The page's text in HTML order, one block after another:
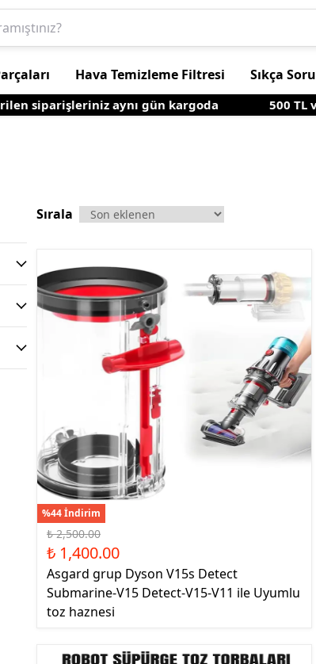
Hava Temizleme Filtresi Sıkça
aynı gün kargoda 500 TL ve
Sırala
%44 İndirim
₺ 2,500.00
₺ 1,400.00
Asgard grup Dyson V15s Detect
Submarine-V15 Detect-V15-V11 ile Uyumlu
toz haznesi